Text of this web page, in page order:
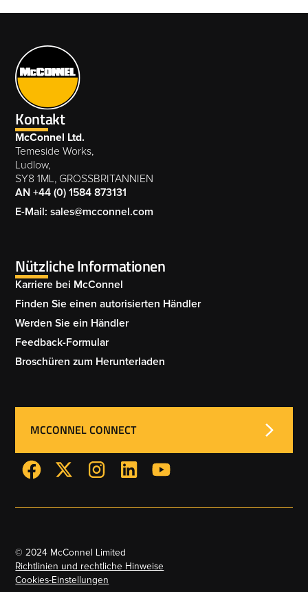
Kontakt
McConnel Ltd.
Temeside Works,
Ludlow,
SY8 1ML, GROSSBRITANNIEN
AN +44 (0) 1584 873131
E-Mail: sales@mcconnel.com
Nützliche Informationen
Karriere bei McConnel
Finden Sie einen autorisierten Händler
Werden Sie ein Händler
Feedback-Formular
Broschüren zum Herunterladen
MCCONNEL CONNECT
© 2024 McConnel Limited
Richtlinien und rechtliche Hinweise
Cookies-Einstellungen